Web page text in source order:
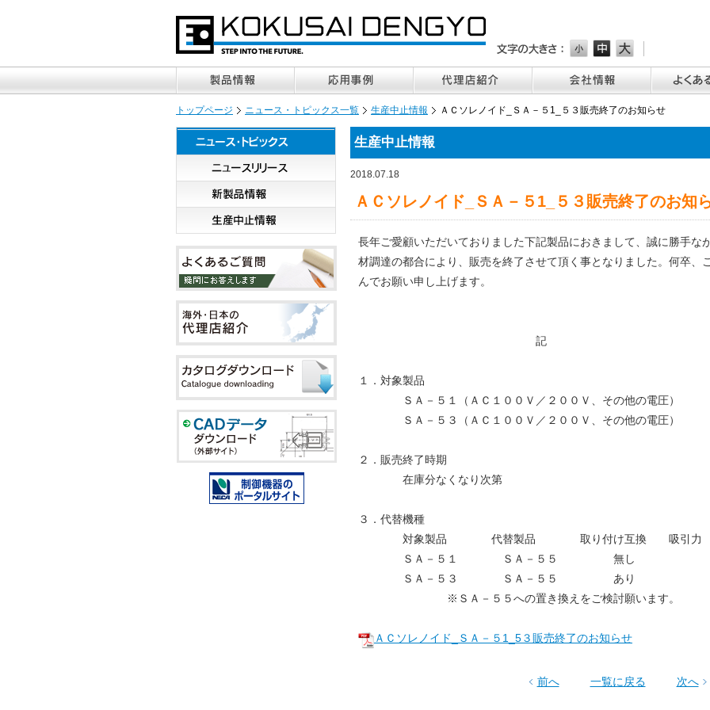
トップページ ニュース・トピックス一覧 生産中止情報 ＡＣソレノイド_ＳＡ－５1_５３販売終了のお知らせ
生産中止情報
2018.07.18
ＡＣソレノイド_ＳＡ－５1_５３販売終了のお知
長年ご愛顧いただいておりました下記製品におきまして、誠に勝手な
材調達の都合により、販売を終了させて頂く事となりました。何卒、
んでお願い申し上げます。
敬
記
１．対象製品
ＳＡ－５１（ＡＣ１００Ｖ／２００Ｖ、その他の電圧）
ＳＡ－５３（ＡＣ１００Ｖ／２００Ｖ、その他の電圧）
２．販売終了時期
在庫分なくなり次第
３．代替機種
対象製品 代替製品 取り付け互換 吸引力
ＳＡ－５１ ＳＡ－５５ 無し より
ＳＡ－５３ ＳＡ－５５ あり より
※ＳＡ－５５への置き換えをご検討願います。
ＡＣソレノイド_ＳＡ－５1_5３販売終了のお知らせ
前へ 一覧に戻る 次へ